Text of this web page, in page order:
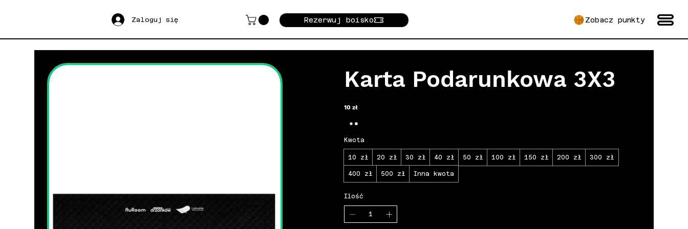
Rezerwuj boisko Zobacz punkty
Zaloguj się
Karta Podarunkowa 3X3
10 zł
Kwota
10 zł 20 zł 30 zł 40 zł 50 zł 100 zł 150 zł 200 zł 300 zł
400 zł 500 zł Inna kwota
Ilość